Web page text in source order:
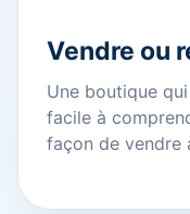
Vendre ou
Une boutique
facile à
façon de vendre